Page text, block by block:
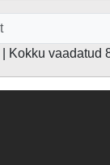
Kokku vaadatud